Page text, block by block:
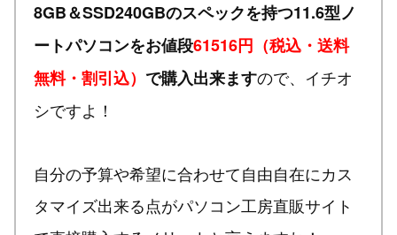
8GB＆SSD240GBのスペックを持つ11.6型ノ
ートパソコンをお値段61516円（税込・送料
無料・割引込） で購入出来ますので、イチオ
シですよ！
自分の予算や希望に合わせて自由自在にカス
タマイズ出来る点がパソコン工房直販サイト